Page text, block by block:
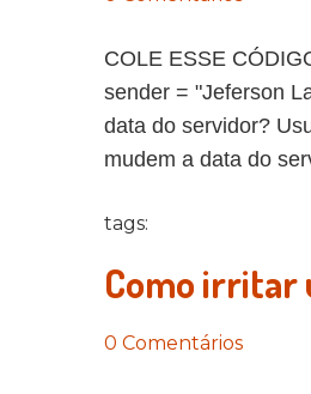
COLE ESSE
sender = "Jeferson
data do servidor?
mudem a data do
tags:
Como irritar
0 Comentários